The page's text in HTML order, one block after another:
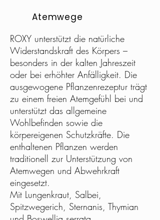
Atemwege
ROXY unterstützt die natürliche
Widerstandskraft des Körpers –
besonders in der kalten Jahreszeit
oder bei erhöhter Anfälligkeit. Die
ausgewogene Pflanzenrezeptur trägt
zu einem freien Atemgefühl bei und
unterstützt das allgemeine
Wohlbefinden sowie die
körpereigenen Schutzkräfte. Die
enthaltenen Pflanzen werden
traditionell zur Unterstützung von
Atemwegen und Abwehrkraft
eingesetzt.
Mit Lungenkraut, Salbei,
Spitzwegerich, Sternanis, Thymian